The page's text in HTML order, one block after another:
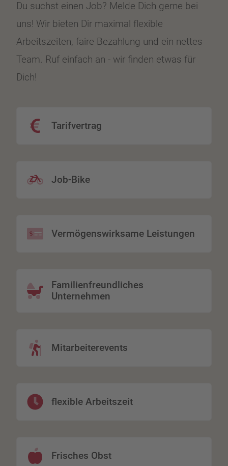
Du suchst einen Job? Melde Dich gerne bei
uns! Wir bieten Dir maximal flexible
Arbeitszeiten, faire Bezahlung und ein nettes
Team. Ruf einfach an - wir finden etwas für
Dich!
Tarifvertrag
Job-Bike
Vermögenswirksame Leistungen
Familienfreundliches
Unternehmen
Mitarbeiterevents
flexible Arbeitszeit
Frisches Obst